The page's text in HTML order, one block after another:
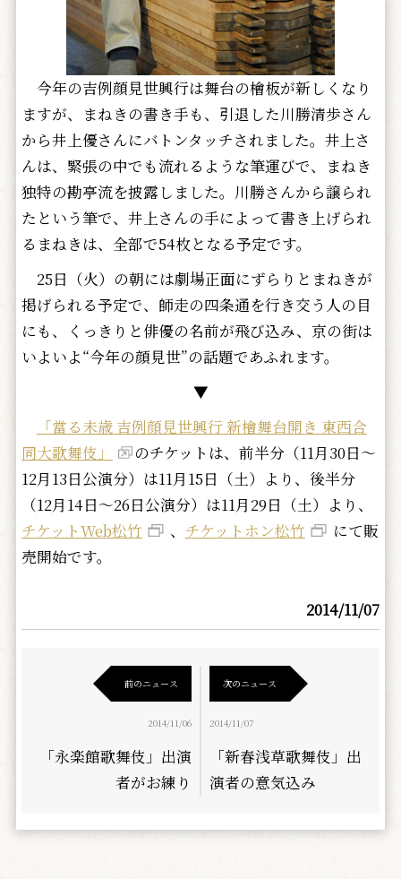
今年の吉例顔見世興行は舞台の檜板が新しくなり
ますが、まねきの書き手も、引退した川勝清歩さん
から井上優さんにバトンタッチされました。井上さ
んは、緊張の中でも流れるような筆運びで、まねき
独特の勘亭流を披露しました。川勝さんから譲られ
たという筆で、井上さんの手によって書き上げられ
るまねきは、全部で54枚となる予定です。
25日（火）の朝には劇場正面にずらりとまねきが
掲げられる予定で、師走の四条通を行き交う人の目
にも、くっきりと俳優の名前が飛び込み、京の街は
いよいよ“今年の顔見世”の話題であふれます。
▼
「當る未歳 吉例顔見世興行 新檜舞台開き 東西合
同大歌舞伎」
のチケットは、前半分（11月30日～
12月13日公演分）は11月15日（土）より、後半分
（12月14日～26日公演分）は11月29日（土）より、
チケットWeb松竹
、 チケットホン松竹
にて販
売開始です。
2014/11/07
前のニュース
2014/11/06
「永楽館歌舞伎」出演
者がお練り
次のニュース
2014/11/07
「新春浅草歌舞伎」出
演者の意気込み